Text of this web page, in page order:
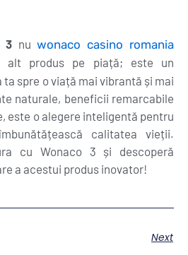
3 nu wonaco casino romania
alt produs pe piață; este un
spre o viață mai vibrantă și mai
naturale, beneficii remarcabile
este o alegere inteligentă pentru
calitatea vieții.
cu Wonaco 3 și descoperă
a acestui produs inovator!
Next